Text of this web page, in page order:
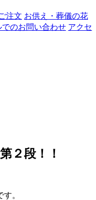
注文 お供え・葬儀の花
でのお問い合わせ アクセ
２段！！
。